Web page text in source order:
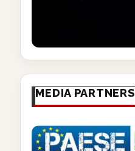
MEDIA PARTNERS